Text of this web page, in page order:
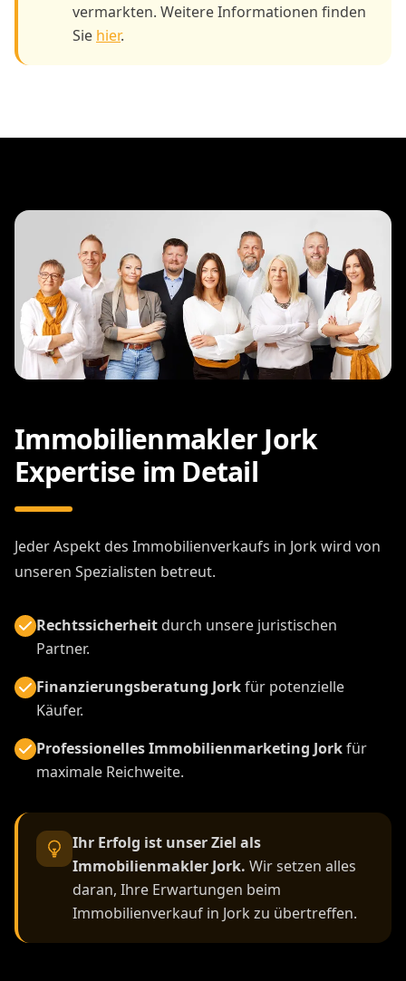
vermarkten. Weitere Informationen finden
Sie hier.
Immobilienmakler Jork
Expertise im Detail
Jeder Aspekt des Immobilienverkaufs in Jork wird von
unseren Spezialisten betreut.
Rechtssicherheitdurch unsere juristischen
Partner.
Finanzierungsberatung Jorkfür potenzielle
Käufer.
Professionelles Immobilienmarketing Jorkfür
maximale Reichweite.
Ihr Erfolg ist unser Ziel als
Immobilienmakler Jork. Wir setzen alles
daran, Ihre Erwartungen beim
Immobilienverkauf in Jork zu übertreffen.